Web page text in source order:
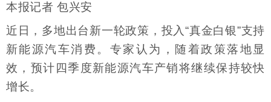
本报记者 包兴安
近日，多地出台新一轮政策，投入“真金白银”支持
新能源汽车消费。专家认为，随着政策落地显
效，预计四季度新能源汽车产销将继续保持较快
增长。